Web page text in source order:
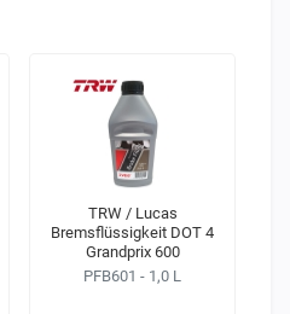
TRW / Lucas
Bremsflüssigkeit DOT 4
Grandprix 600
PFB601 - 1,0 L